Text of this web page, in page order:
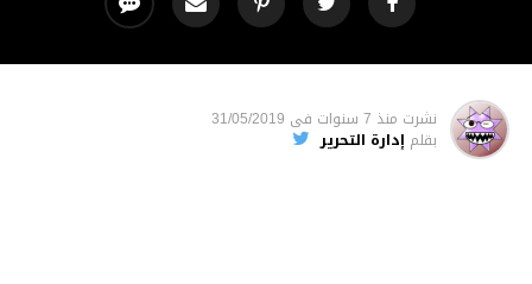
نشرت منذ 7 سنوات فى 31/05/2019
بقلم إدارة التحرير